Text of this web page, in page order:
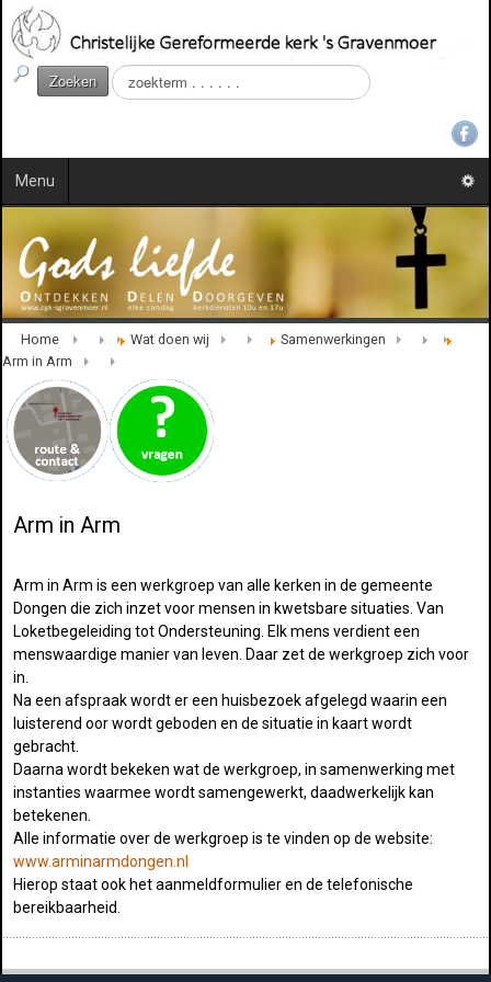
Zoeken
Z
o
e
.
Menu
Home Wat doen wij
Samenwerkingen
Arm in Arm
Arm in Arm
Arm in Arm is een werkgroep van alle kerken in de gemeente
Dongen die zich inzet voor mensen in kwetsbare situaties. Van
Loketbegeleiding tot Ondersteuning. Elk mens verdient een
menswaardige manier van leven. Daar zet de werkgroep zich voor
in.
Na een afspraak wordt er een huisbezoek afgelegd waarin een
luisterend oor wordt geboden en de situatie in kaart wordt
gebracht.
Daarna wordt bekeken wat de werkgroep, in samenwerking met
instanties waarmee wordt samengewerkt, daadwerkelijk kan
betekenen.
Alle informatie over de werkgroep is te vinden op de website:
www.arminarmdongen.nl
Hierop staat ook het aanmeldformulier en de telefonische
bereikbaarheid.